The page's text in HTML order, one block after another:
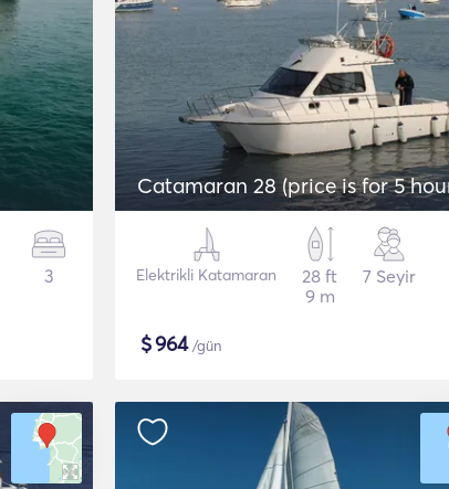
3
Catamaran 28 (price is for 5
Elektrikli Katamaran
28 ft
9 m
7 Seyir
$964/gün